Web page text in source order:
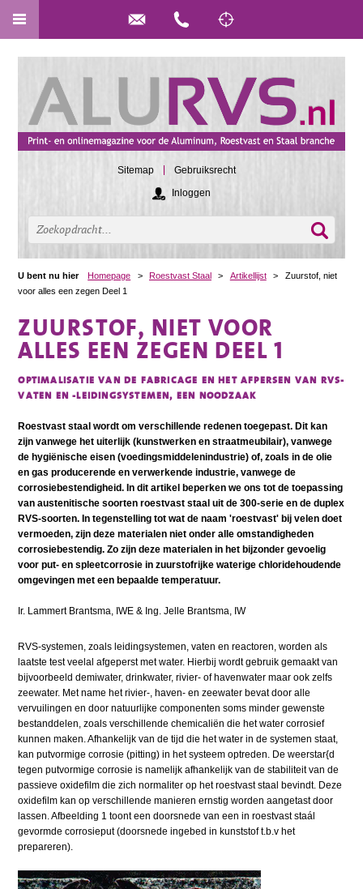
Sitemap
Gebruiksrecht
Inloggen
U bent nu hier Homepage > Roestvast Staal > Artikellijst >
Zuurstof, niet
voor alles een zegen Deel 1
ZUURSTOF, NIET VOOR
ALLES EEN ZEGEN DEEL 1
OPTIMALISATIE VAN DE FABRICAGE EN HET AFPERSEN VAN RVS-
VATEN EN -LEIDINGSYSTEMEN, EEN NOODZAAK
Roestvast staal wordt om verschillende redenen toegepast. Dit kan
zijn vanwege het uiterlijk (kunstwerken en straatmeubilair), vanwege
de hygiënische eisen (voedingsmiddelenindustrie) of, zoals in de olie
en gas producerende en verwerkende industrie, vanwege de
corrosiebestendigheid. In dit artikel beperken we ons tot de toepassing
van austenitische soorten roestvast staal uit de 300-serie en de duplex
RVS-soorten. In tegenstelling tot wat de naam 'roestvast' bij velen doet
vermoeden, zijn deze materialen niet onder alle omstandigheden
corrosiebestendig. Zo zijn deze materialen in het bijzonder gevoelig
voor put- en spleetcorrosie in zuurstofrijke waterige chloridehoudende
omgevingen met een bepaalde temperatuur.
Ir. Lammert Brantsma, IWE & Ing. Jelle Brantsma, IW
RVS-systemen, zoals leidingsystemen, vaten en reactoren, worden als
laatste test veelal afgeperst met water. Hierbij wordt gebruik gemaakt van
bijvoorbeeld demiwater, drinkwater, rivier- of havenwater maar ook zelfs
zeewater. Met name het rivier-, haven- en zeewater bevat door alle
vervuilingen en door natuurlijke componenten soms minder gewenste
bestanddelen, zoals verschillende chemicaliën die het water corrosief
kunnen maken. Afhankelijk van de tijd die het water in de systemen staat,
kan putvormige corrosie (pitting) in het systeem optreden. De weerstar{d
tegen putvormige corrosie is namelijk afhankelijk van de stabiliteit van de
passieve oxidefilm die zich normaliter op het roestvast staal bevindt. Deze
oxidefilm kan op verschillende manieren ernstig worden aangetast door
lassen. Afbeelding 1 toont een doorsnede van een in roestvast staál
gevormde corrosieput (doorsnede ingebed in kunststof t.b.v het
prepareren).